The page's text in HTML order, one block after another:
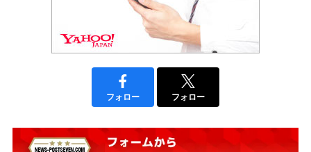
フォロー フォロー